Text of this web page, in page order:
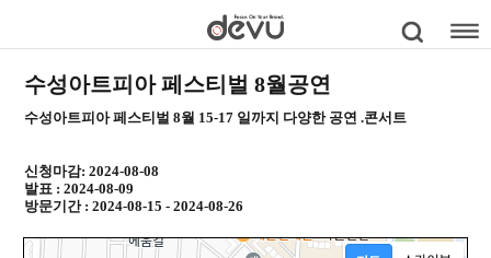
수성아트피아 페스티벌 8월공연
수성아트피아 페스티벌 8월 15-17 일까지 다양한 공연 .콘서트
신청마감: 2024-08-08
발표 : 2024-08-09
방문기간 : 2024-08-15 - 2024-08-26